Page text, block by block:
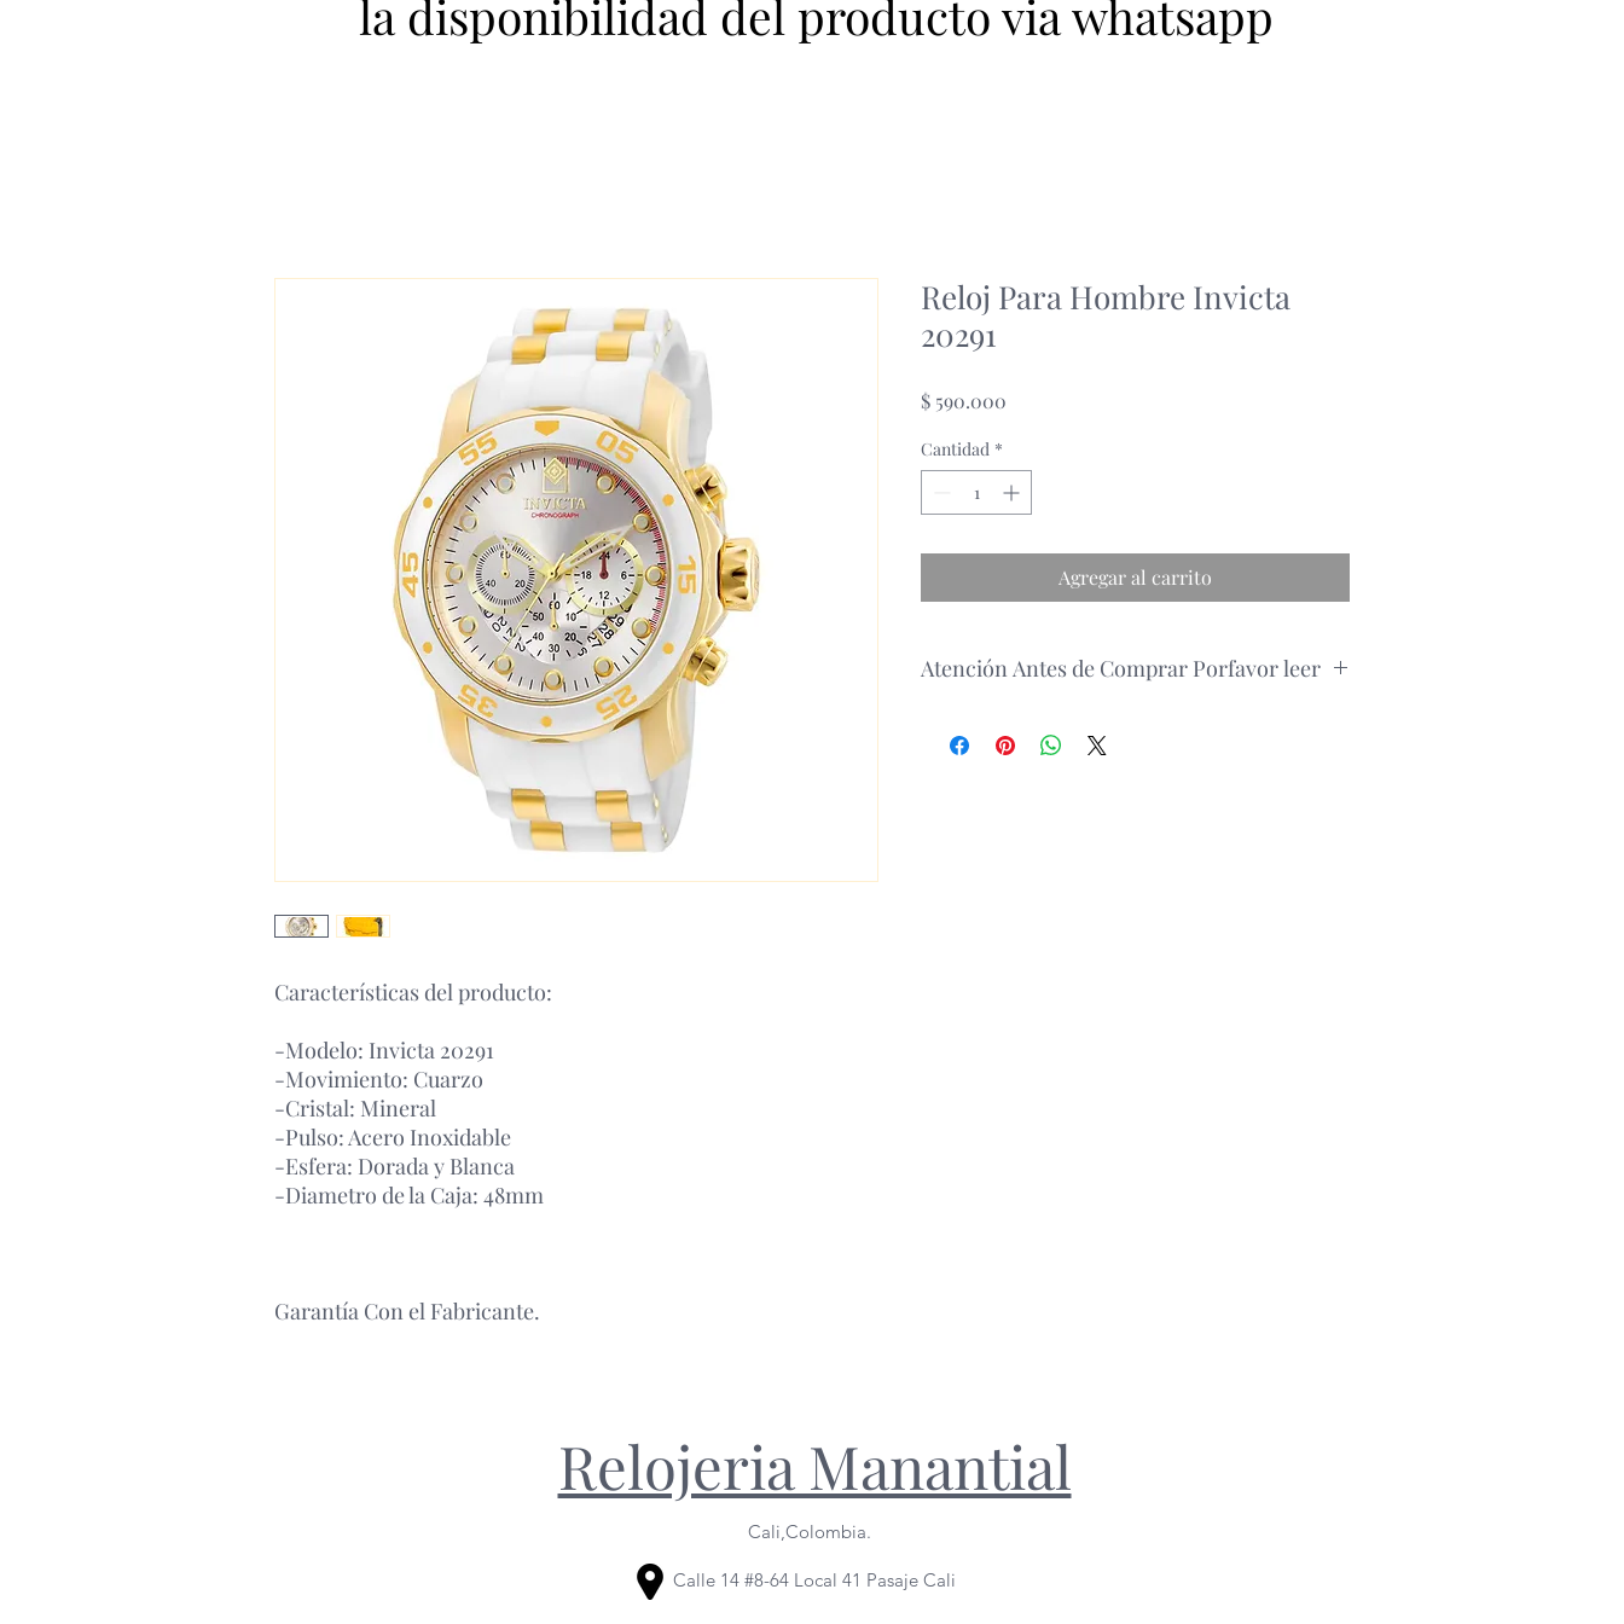
la disponibilidad del producto via whatsapp
Características del producto:
-Modelo: Invicta 20291
-Movimiento: Cuarzo
-Cristal: Mineral
-Pulso: Acero Inoxidable
-Esfera: Dorada y Blanca
-Diametro de la Caja: 48mm
Garantía Con el Fabricante.
Reloj Para Hombre Invicta
20291
$ 590.000
Cantidad *
Agregar al carrito
Atención Antes de Comprar Porfavor leer
disponibilidad del producto via whatsapp
Relojeria Manantial
Cali,Colombia.
Calle 14 #8-64 Local 41 Pasaje Cali